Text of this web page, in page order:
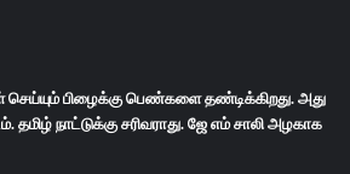
பிழைக்கு பெண்களை தண்டிக்கிறது. அது
தமிழ் நாட்டுக்கு சரிவராது. ஜே எம் சாலி அழகாக